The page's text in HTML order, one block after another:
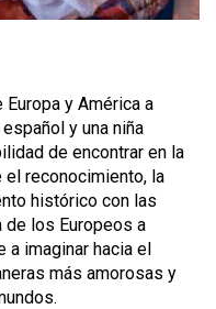
y América a
y una niña
de encontrar en la
el reconocimiento, la
histórico con las
los Europeos a
a imaginar hacia el
más amorosas y